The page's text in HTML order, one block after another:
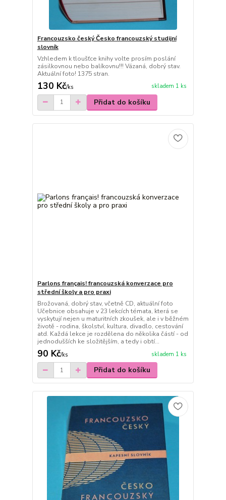
Francouzsko český Česko francouzský studijní
slovník
Vzhledem k tloušťce knihy volte prosím poslání
zásilkovnou nebo balíkovnu!!! Vázaná, dobrý stav.
Aktuální foto! 1375 stran.
130 Kč/ks skladem 1 ks
Přidat do košíku
Parlons français! francouzská konverzace pro
střední školy a pro praxi
Brožovaná, dobrý stav, včetně CD, aktuální foto
Učebnice obsahuje v 23 lekcích témata, která se
vyskytují nejen u maturitních zkoušek, ale i v běžném
životě - rodina, školství, kultura, divadlo, cestování
atd. Každá lekce je rozdělena do několika částí - od
jednodušších ke složitějším, a tedy i obtí...
90 Kč/ks skladem 1 ks
Přidat do košíku